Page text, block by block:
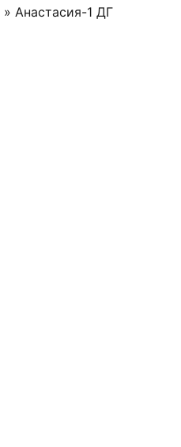
» Анастасия-1 ДГ